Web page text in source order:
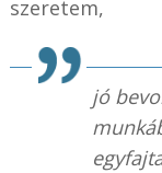
szeretem,
jó